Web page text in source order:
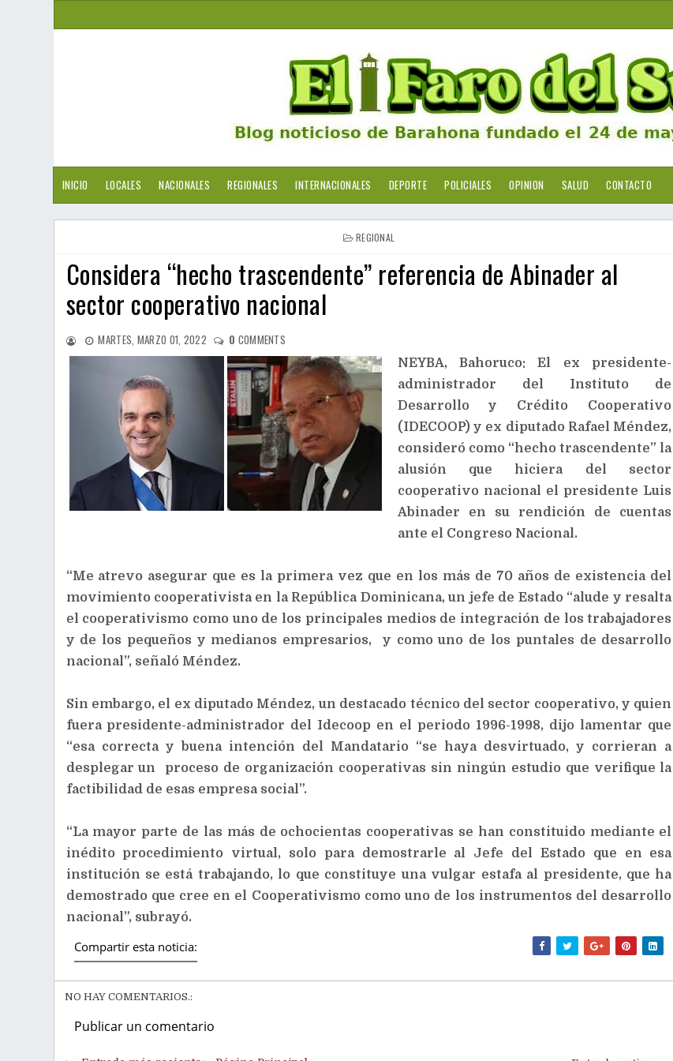
INICIO LOCALES NACIONALES REGIONALES INTERNACIONALES DEPORTE POLICIALES OPINION SALUD CONTACTO
REGIONAL
Considera “hecho trascendente” referencia de Abinader al
sector cooperativo nacional
MARTES, MARZO 01, 2022 0 COMMENTS
NEYBA, Bahoruco: El ex presidente-
administrador del Instituto de
Desarrollo y Crédito Cooperativo
(IDECOOP) y ex diputado Rafael Méndez,
consideró como “hecho trascendente” la
alusión que hiciera del sector
cooperativo nacional el presidente Luis
Abinader en su rendición de cuentas
ante el Congreso Nacional.
“Me atrevo asegurar que es la primera vez que en los más de 70 años de existencia del
movimiento cooperativista en la República Dominicana, un jefe de Estado “alude y resalta
el cooperativismo como uno de los principales medios de integración de los trabajadores
y de los pequeños y medianos empresarios, y como uno de los puntales de desarrollo
nacional”, señaló Méndez.
Sin embargo, el ex diputado Méndez, un destacado técnico del sector cooperativo, y quien
fuera presidente-administrador del Idecoop en el periodo 1996-1998, dijo lamentar que
“esa correcta y buena intención del Mandatario “se haya desvirtuado, y corrieran a
desplegar un proceso de organización cooperativas sin ningún estudio que verifique la
factibilidad de esas empresa social”.
“La mayor parte de las más de ochocientas cooperativas se han constituido mediante el
inédito procedimiento virtual, solo para demostrarle al Jefe del Estado que en esa
institución se está trabajando, lo que constituye una vulgar estafa al presidente, que ha
demostrado que cree en el Cooperativismo como uno de los instrumentos del desarrollo
nacional”, subrayó.
Compartir esta noticia:
NO HAY COMENTARIOS.:
Publicar un comentario